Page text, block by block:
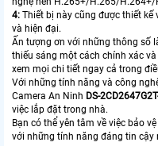
4: Thiết bị này cũng được thiết
và hiện đại.
Ấn tượng ơn với những thông số
thiếu sáng một cách chính xác
xem mọi chi tiết ngay cả trong
Với những tính năng và công
Camera An Ninh DS-
việc lắp đặt trong nhà.
Bạn có thể yên tâm về việc bảo
với những tính năng đáng tin cậy